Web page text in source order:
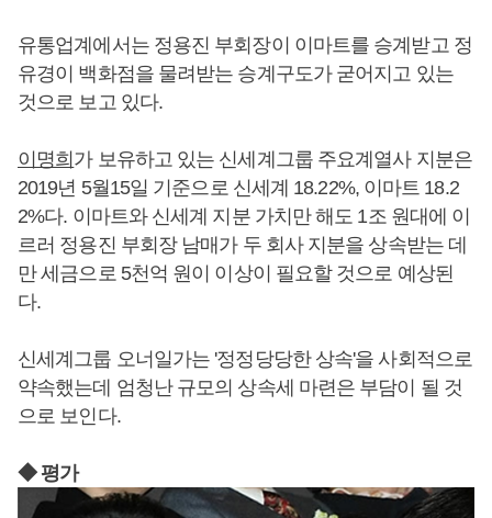
유통업계에서는 정용진 부회장이 이마트를 승계받고 정
유경이 백화점을 물려받는 승계구도가 굳어지고 있는
것으로 보고 있다.
이명희가 보유하고 있는 신세계그룹 주요계열사 지분은
2019년 5월15일 기준으로 신세계 18.22%, 이마트 18.2
2%다. 이마트와 신세계 지분 가치만 해도 1조 원대에 이
르러 정용진 부회장 남매가 두 회사 지분을 상속받는 데
만 세금으로 5천억 원이 이상이 필요할 것으로 예상된
다.
신세계그룹 오너일가는 '정정당당한 상속'을 사회적으로
약속했는데 엄청난 규모의 상속세 마련은 부담이 될 것
으로 보인다.
◆ 평가